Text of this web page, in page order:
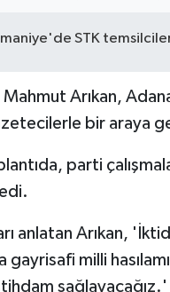
Arıkan,
bir araya
parti
anlatan Arıkan,
gayrisafi milli